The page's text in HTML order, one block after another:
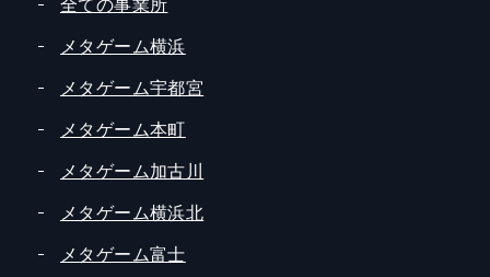
全ての事業所
メタゲーム横浜
メタゲーム宇都宮
メタゲーム本町
メタゲーム加古川
メタゲーム横浜北
メタゲーム富士